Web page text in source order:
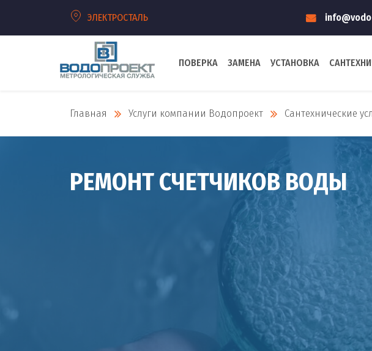
ЭЛЕКТРОСТАЛЬ
ПОВЕРКА ЗАМЕНА УСТАНОВКА
Главная Услуги компании Водопроект Сантехнические
РЕМОНТ СЧЕТЧИКОВ ВОДЫ